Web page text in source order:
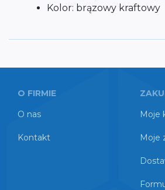
Kolor: brązowy kraftowy
O FIRMIE
O nas
Kontakt
Moje
Moje